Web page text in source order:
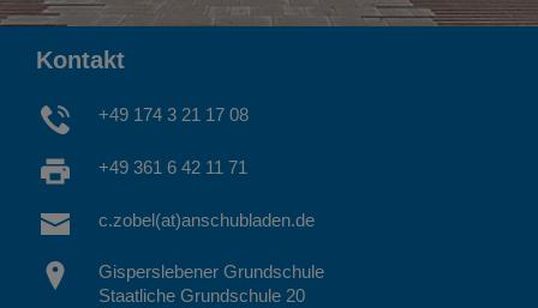
Kontakt
+49 174 3 21 17 08
+49 361 6 42 11 71
c.zobel(at)anschubladen.de
Gisperslebener Grundschule
Staatliche Grundschule 20